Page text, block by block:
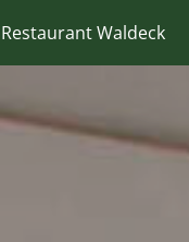
Restaurant Waldeck